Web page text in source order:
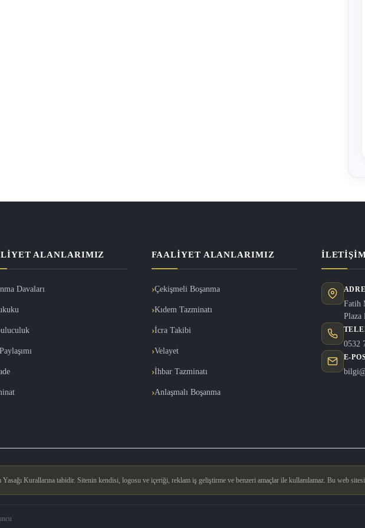
ALANLARIMIZ
Davaları
FAALIYET ALANLARIMIZ
Çekişmeli Boşanma
Kıdem Tazminatı
İcra Takibi
Velayet
İhbar Tazminatı
Anlaşmalı Boşanma
Fatih
Plaza
0532
E-
Kurallarına tabidir. Sitenin kendisi, logosu ve içeriği, reklam iş geliştirme ve benzeri amaçlar ile kullanılamaz. Bu web